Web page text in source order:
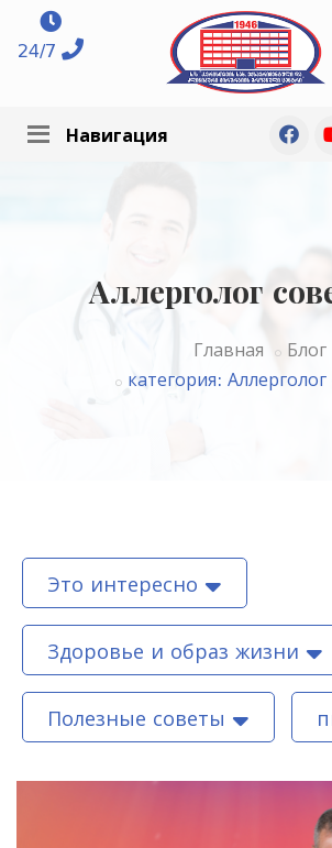
24/7
Навигация
Аллерголог
Главная
Блог
категория: Аллерголог
Это интересно
Здоровье и образ жизни
Полезные советы